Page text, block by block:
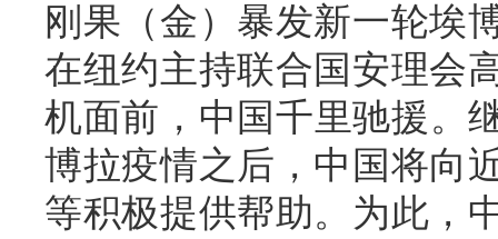
刚果（金）暴发新一轮埃
在纽约主持联合国安理会
机面前，中国千里驰援。
博拉疫情之后，中国将向
等积极提供帮助。为此，